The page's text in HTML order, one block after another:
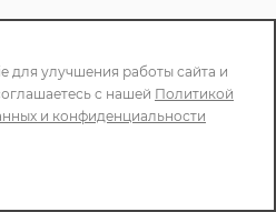
для улучшения работы сайта и
с нашей Политикой
и конфиденциальности